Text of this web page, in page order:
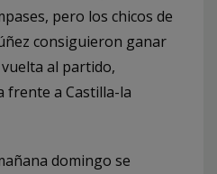
pero los chicos de
consiguieron ganar
al partido,
frente a Castilla-la
domingo se